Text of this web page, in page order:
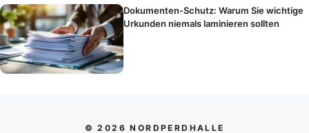
Dokumenten-Schutz: Warum Sie wichtige
Urkunden niemals laminieren sollten
© 2026 NORDPERDHALLE